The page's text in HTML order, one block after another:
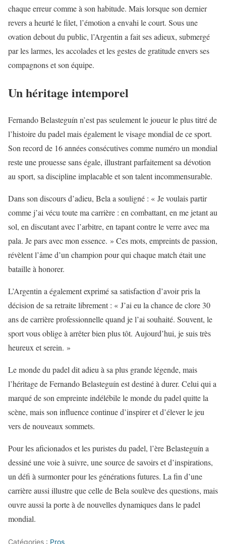
chaque erreur comme à son habitude. Mais lorsque son dernier
revers a heurté le filet, l’émotion a envahi le court. Sous une
ovation debout du public, l’Argentin a fait ses adieux, submergé
par les larmes, les accolades et les gestes de gratitude envers ses
compagnons et son équipe.
Un héritage intemporel
Fernando Belasteguín n’est pas seulement le joueur le plus titré de
l’histoire du padel mais également le visage mondial de ce sport.
Son record de 16 années consécutives comme numéro un mondial
reste une prouesse sans égale, illustrant parfaitement sa dévotion
au sport, sa discipline implacable et son talent incommensurable.
Dans son discours d’adieu, Bela a souligné : « Je voulais partir
comme j’ai vécu toute ma carrière : en combattant, en me jetant au
sol, en discutant avec l’arbitre, en tapant contre le verre avec ma
pala. Je pars avec mon essence. » Ces mots, empreints de passion,
révèlent l’âme d’un champion pour qui chaque match était une
bataille à honorer.
L’Argentin a également exprimé sa satisfaction d’avoir pris la
décision de sa retraite librement : « J’ai eu la chance de clore 30
ans de carrière professionnelle quand je l’ai souhaité. Souvent, le
sport vous oblige à arrêter bien plus tôt. Aujourd’hui, je suis très
heureux et serein. »
Le monde du padel dit adieu à sa plus grande légende, mais
l’héritage de Fernando Belasteguín est destiné à durer. Celui qui a
marqué de son empreinte indélébile le monde du padel quitte la
scène, mais son influence continue d’inspirer et d’élever le jeu
vers de nouveaux sommets.
Pour les aficionados et les puristes du padel, l’ère Belasteguín a
dessiné une voie à suivre, une source de savoirs et d’inspirations,
un défi à surmonter pour les générations futures. La fin d’une
carrière aussi illustre que celle de Bela soulève des questions, mais
ouvre aussi la porte à de nouvelles dynamiques dans le padel
mondial.
Catégories : Pros